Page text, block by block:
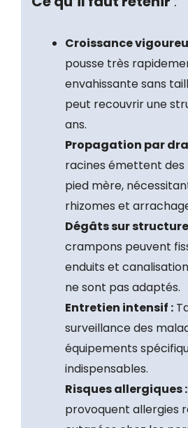
Croissance
pousse très
envahissante sans
peut recouvrir une
ans.
Propagation par
racines émettent des
pied mère,
rhizomes et
Dégâts sur
crampons peuvent
enduits et
ne sont pas adaptés.
Entretien intensif :
surveillance des
équipements
indispensables.
Risques allergiques :
provoquent allergies